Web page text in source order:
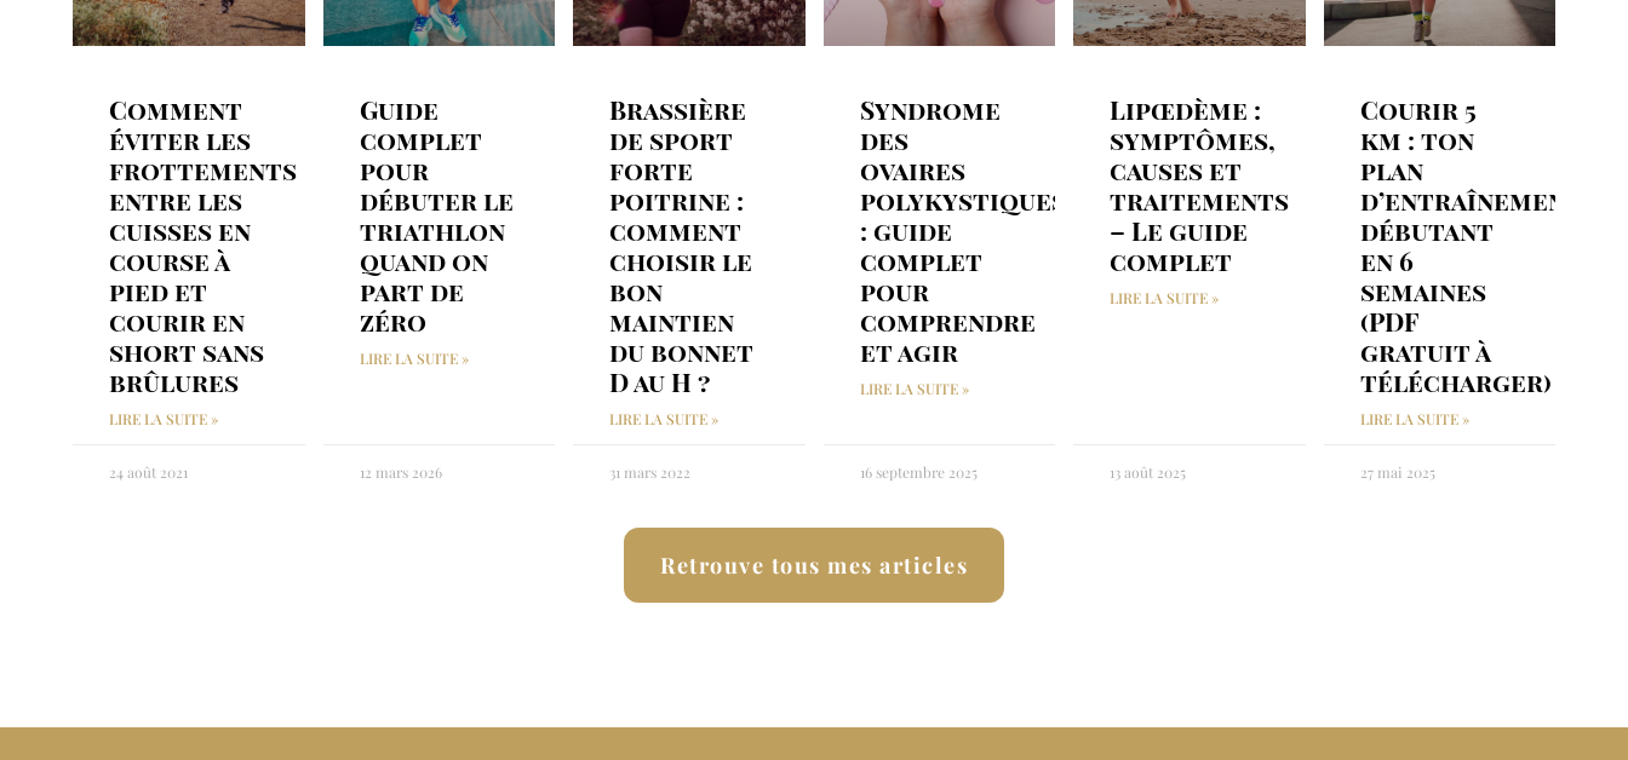
Comment
éviter les
frottements
entre les
cuisses en
course à
pied et
courir en
short sans
brûlures
LIRE LA SUITE »
24 août 2021
Guide
complet
pour
débuter le
triathlon
quand on
part de
zéro
LIRE LA SUITE »
12 mars 2026
Brassière
de sport
forte
poitrine :
comment
choisir le
bon
maintien
du bonnet
D au H ?
LIRE LA SUITE »
31 mars 2022
Syndrome
des
ovaires
polykystiques
: guide
complet
pour
comprendre
et agir
LIRE LA SUITE »
16 septembre 2025
Lipœdème :
symptômes,
causes et
traitements
– Le guide
complet
LIRE LA SUITE »
13 août 2025
Courir 5
km : ton
plan
d’entraînement
débutant
en 6
semaines
(PDF
gratuit à
télécharger)
LIRE LA SUITE »
27 mai 2025
Retrouve tous mes articles